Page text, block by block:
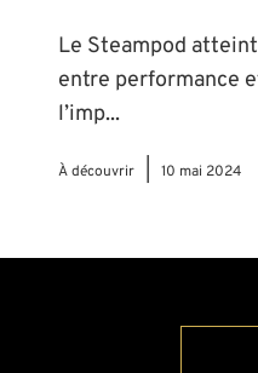
Le Steampod
entre performance
l’imp...
À découvrir 10 mai 2024